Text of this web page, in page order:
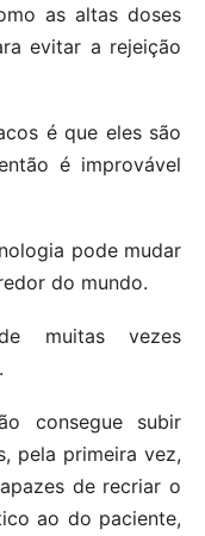
as altas doses
evitar a rejeição
é que eles são
é improvável
pode mudar
do mundo.
muitas vezes
consegue subir
pela primeira vez,
de recriar o
ao do paciente,